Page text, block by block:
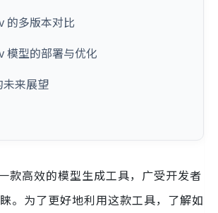
的多版本对比
模型的部署与优化
未来展望
款高效的模型生成工具，广受开发者
。为了更好地利用这款工具，了解如